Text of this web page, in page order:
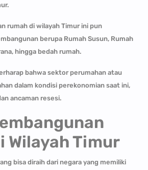
rumah di wilayah Timur ini pun
berupa Rumah Susun, Rumah
hingga bedah rumah.
bahwa sektor perumahan atau
dalam kondisi perekonomian saat ini,
ancaman resesi.
Wilayah Timur
bisa diraih dari negara yang memiliki